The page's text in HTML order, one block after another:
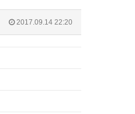
2017.09.14 22:20